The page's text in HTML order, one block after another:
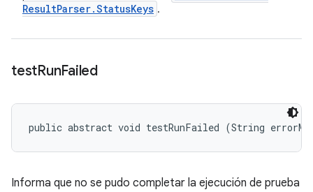
ResultParser.StatusKeys .
testRunFailed
public abstract void testRunFailed (String
Informa que no se pudo completar la ejecución de prueba